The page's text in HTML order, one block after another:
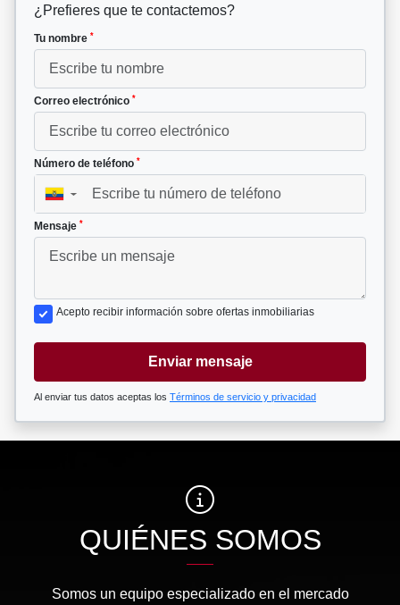
¿Prefieres que te contactemos?
Tu nombre *
Correo electrónico *
Número de teléfono *
▼
Mensaje *
Acepto recibir información sobre ofertas inmobiliarias
Enviar mensaje
Al enviar tus datos aceptas los Términos de servicio y privacidad
QUIÉNES SOMOS
Somos un equipo especializado en el mercado